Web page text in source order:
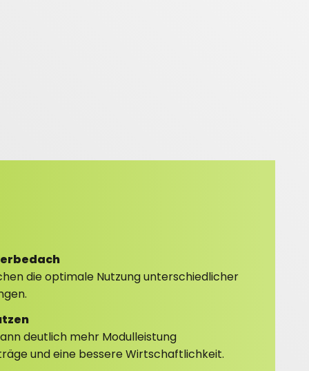
die optimale Nutzung unterschiedlicher
deutlich mehr Modulleistung
und eine bessere Wirtschaftlichkeit.